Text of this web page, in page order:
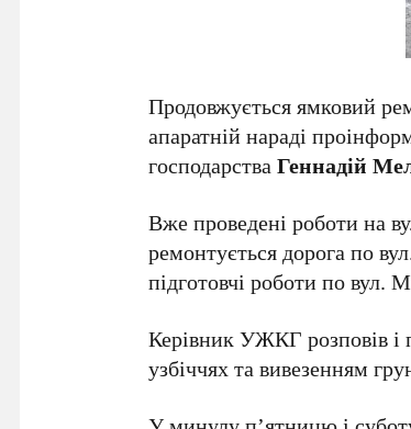
Продовжується ямковий
апаратній нараді
господарстваГеннадій
Вже проведені роботи на
ремонтується дорога по
підготовчі роботи по вул.
Керівник УЖКГ розповів
узбіччях та вивезенням